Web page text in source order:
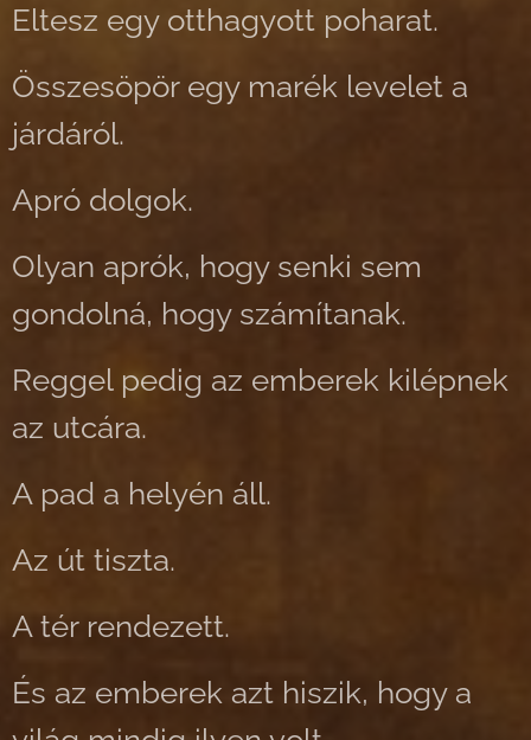
Eltesz egy otthagyott poharat.
Összesöpör egy marék levelet a
járdáról.
Apró dolgok.
Olyan aprók, hogy senki sem
gondolná, hogy számítanak.
Reggel pedig az emberek kilépnek
az utcára.
A pad a helyén áll.
Az út tiszta.
A tér rendezett.
És az emberek azt hiszik, hogy a